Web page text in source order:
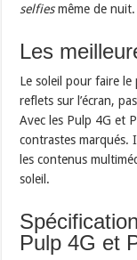
selfiesmême de nuit.
Les
Le soleil pour faire le
reflets sur l’écran,
Avec les Pulp 4G et
contrastes marqués.
les contenus
soleil.
Pulp 4G et